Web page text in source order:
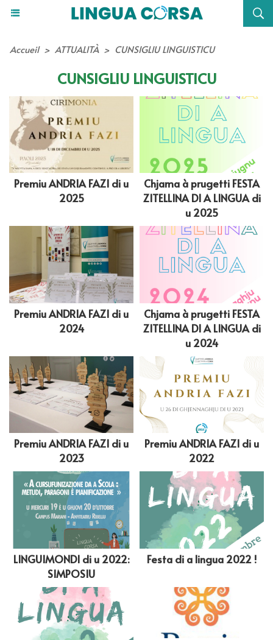
Accueil > ATTUALITÀ > CUNSIGLIU LINGUISTICU
CUNSIGLIU LINGUISTICU
Premiu ANDRIA FAZI di u
2025
Chjama à prugetti FESTA
ZITELLINA DI A LINGUA di
u 2025
Premiu ANDRIA FAZI di u
2024
Chjama à prugetti FESTA
ZITELLINA DI A LINGUA di
u 2024
Premiu ANDRIA FAZI di u
2023
Premiu ANDRIA FAZI di u
2022
LINGUIMONDI di u 2022:
SIMPOSIU
Festa di a lingua 2022 !